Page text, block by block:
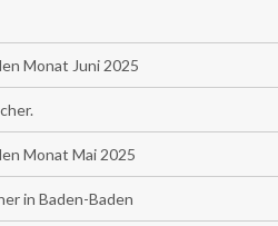
Monat Juni 2025
Monat Mai 2025
in Baden-Baden